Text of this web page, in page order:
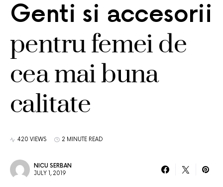
Genti si accesorii
pentru femei de
cea mai buna
calitate
420 VIEWS 2 MINUTE READ
NICU SERBAN
JULY 1, 2019